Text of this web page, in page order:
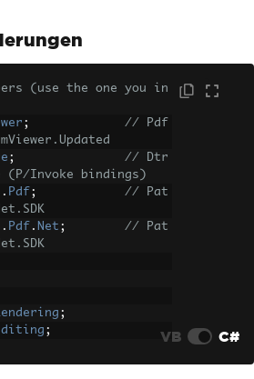
(use the one you in
;
// Pdf
;
// Dtr
(P/Invoke bindings)
. Pdf ;
// Pat
. Pdf . Net ;
// Pat
;
; VB C#